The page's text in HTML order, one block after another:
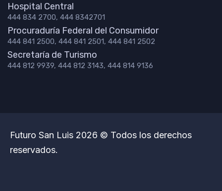
Hospital Central
444 834 2700, 444 8342701
Procuraduría Federal del Consumidor
444 841 2500, 444 841 2501, 444 841 2502
Secretaría de Turismo
444 812 9939, 444 812 3143, 444 814 9136
Futuro San Luis 2026 © Todos los derechos
reservados.